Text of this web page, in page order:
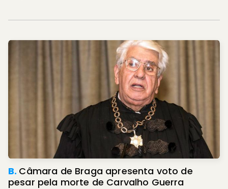
B. Câmara de Braga apresenta voto de
pesar pela morte de Carvalho Guerra